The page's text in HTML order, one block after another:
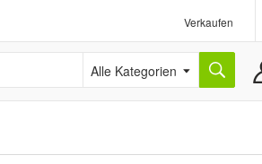
Verkaufen
Alle Kategorien